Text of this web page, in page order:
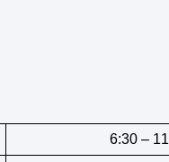
6:30 –